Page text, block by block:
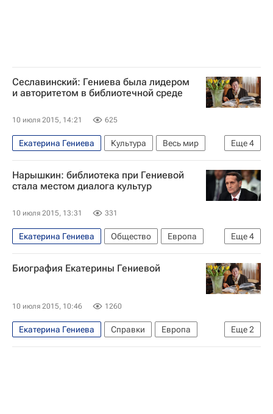
Сеславинский: Гениева была лидером
и авторитетом в библиотечной среде
10 июля 2015, 14:21 625
Еще4
Екатерина Гениева Культура
Весь мир
Европа
Михаил Сеславинский
Нарышкин: библиотека при Гениевой
стала местом диалога культур
10 июля 2015, 13:31 331
Еще4
Екатерина Гениева Общество
Европа
Весь мир
Сергей Нарышкин
Всероссийская библиотека иностранной литературы
Биография Екатерины Гениевой
10 июля 2015, 10:46 1260
Еще2
Екатерина Гениева Справки
Европа
Весь мир
Россия